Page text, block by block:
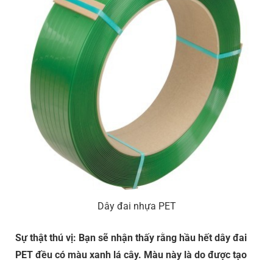
Dây đai nhựa PET
Sự thật thú vị: Bạn sẽ nhận thấy rằng hầu hết dây đai
PET đều có màu xanh lá cây. Màu này là do được tạo